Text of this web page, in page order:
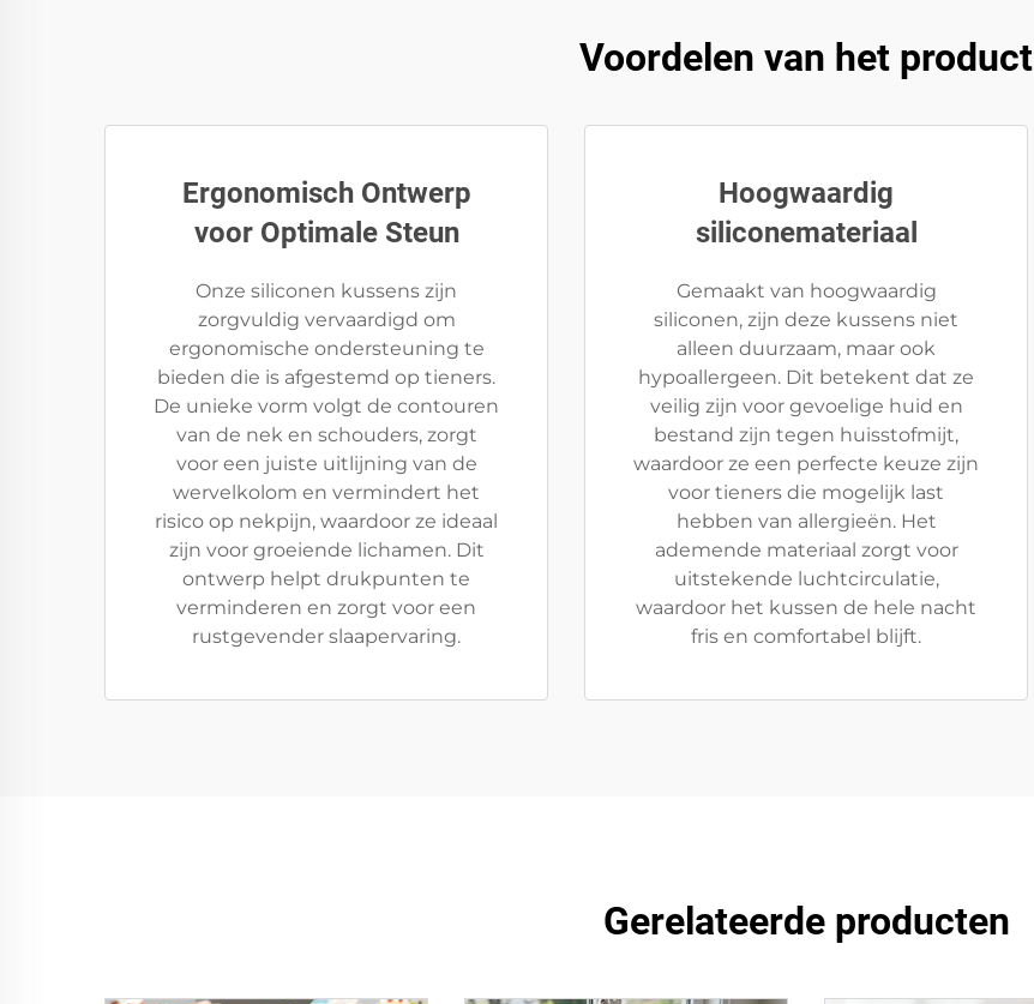
Voordelen van het product
Ergonomisch Ontwerp
voor Optimale Steun
Onze siliconen kussens zijn
zorgvuldig vervaardigd om
ergonomische ondersteuning te
bieden die is afgestemd op tieners.
De unieke vorm volgt de contouren
van de nek en schouders, zorgt
voor een juiste uitlijning van de
wervelkolom en vermindert het
risico op nekpijn, waardoor ze ideaal
zijn voor groeiende lichamen. Dit
ontwerp helpt drukpunten te
verminderen en zorgt voor een
rustgevender slaapervaring.
Hoogwaardig
siliconemateriaal
Gemaakt van hoogwaardig
siliconen, zijn deze kussens niet
alleen duurzaam, maar ook
hypoallergeen. Dit betekent dat ze
veilig zijn voor gevoelige huid en
bestand zijn tegen huisstofmijt,
waardoor ze een perfecte keuze zijn
voor tieners die mogelijk last
hebben van allergieën. Het
ademende materiaal zorgt voor
uitstekende luchtcirculatie,
waardoor het kussen de hele nacht
fris en comfortabel blijft.
Gerelateerde producten